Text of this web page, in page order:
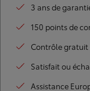
3 ans de
150 points de
Contrôle gratuit
Satisfait ou
Assistance